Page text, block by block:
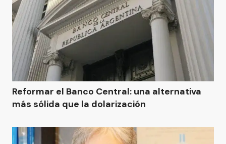
Reformar el Banco Central: una alternativa
más sólida que la dolarización